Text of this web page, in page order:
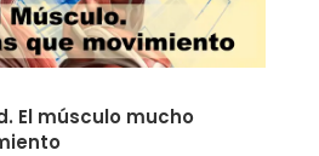
El músculo mucho